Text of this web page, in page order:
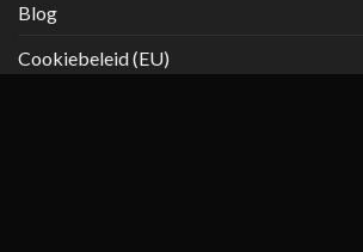
Blog
Cookiebeleid (EU)